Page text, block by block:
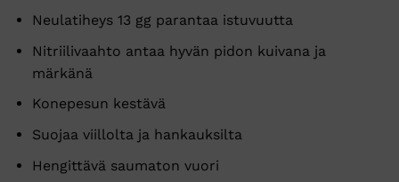
Neulatiheys 13 gg parantaa istuvuutta
Nitriilivaahto antaa hyvän pidon kuivana ja
märkänä
Konepesun kestävä
Suojaa viillolta ja hankauksilta
Hengittävä saumaton vuori